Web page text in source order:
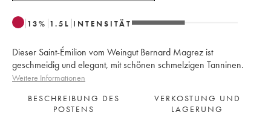
13% 1.5 L INTENSITÄT
Dieser Saint-Émilion vom Weingut Bernard Magrez ist
geschmeidig und elegant, mit schönen schmelzigen Tanninen.
Weitere Informationen
BESCHREIBUNG DES
POSTENS
VERKOSTUNG UND
LAGERUNG